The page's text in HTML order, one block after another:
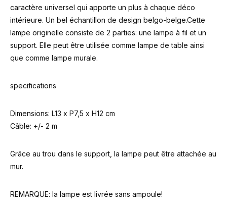
caractère universel qui apporte un plus à chaque déco
intérieure. Un bel échantillon de design belgo-belge.Cette
lampe originelle consiste de 2 parties: une lampe à fil et un
support. Elle peut être utilisée comme lampe de table ainsi
que comme lampe murale.
specifications
Dimensions: L13 x P7,5 x H12 cm
Câble: +/- 2 m
Grâce au trou dans le support, la lampe peut être attachée au
mur.
REMARQUE: la lampe est livrée sans ampoule!